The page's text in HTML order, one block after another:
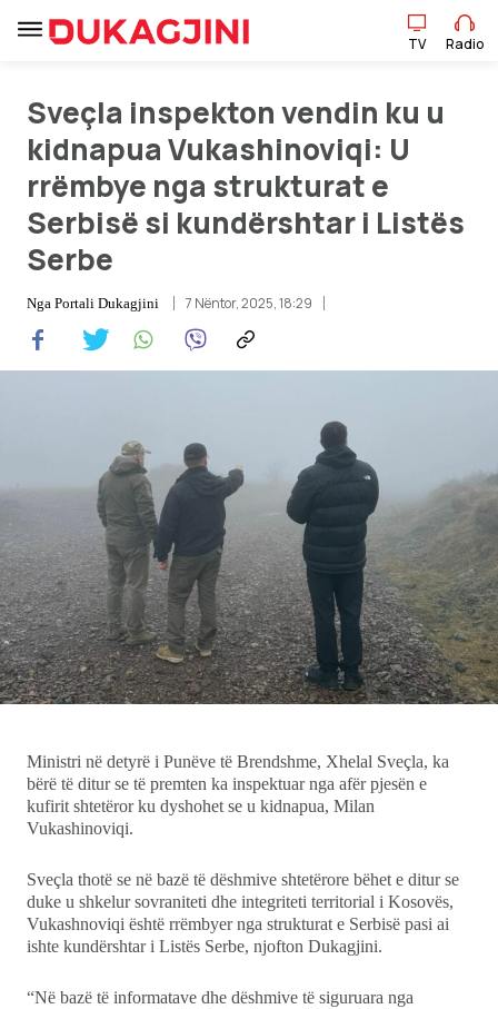
TV
Lajme
Pikëpamje
Showbiz
Ekonomi
Teknologji
Udhëtime
TV Radio
Sveçla inspekton vendin ku u
kidnapua Vukashinoviqi: U
rrëmbye nga strukturat e
Serbisë si kundërshtar i Listës
Serbe
Nga Portali Dukagjini 7 Nëntor, 2025, 18:29
Ministri në detyrë i Punëve të Brendshme, Xhelal Sveçla, ka
bërë të ditur se të premten ka inspektuar nga afër pjesën e
kufirit shtetëror ku dyshohet se u kidnapua, Milan
Vukashinoviqi.
Sveçla thotë se në bazë të dëshmive shtetërore bëhet e ditur se
duke u shkelur sovraniteti dhe integriteti territorial i Kosovës,
Vukashnoviqi është rrëmbyer nga strukturat e Serbisë pasi ai
ishte kundërshtar i Listës Serbe, njofton Dukagjini.
“Në bazë të informatave dhe dëshmive të siguruara nga